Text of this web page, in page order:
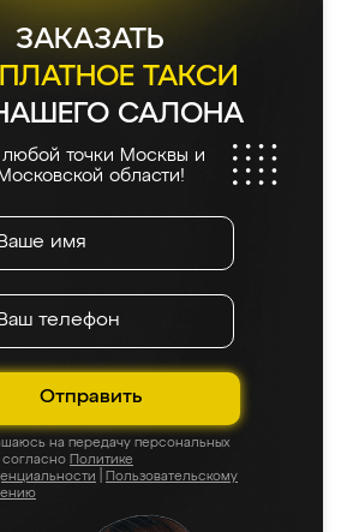
ЗАКАЗАТЬ
ТАКСИ
САЛОНА
любой точки Москвы и
Московской области!
Отправить
на передачу персональных
согласно Политике
Пользовательскому